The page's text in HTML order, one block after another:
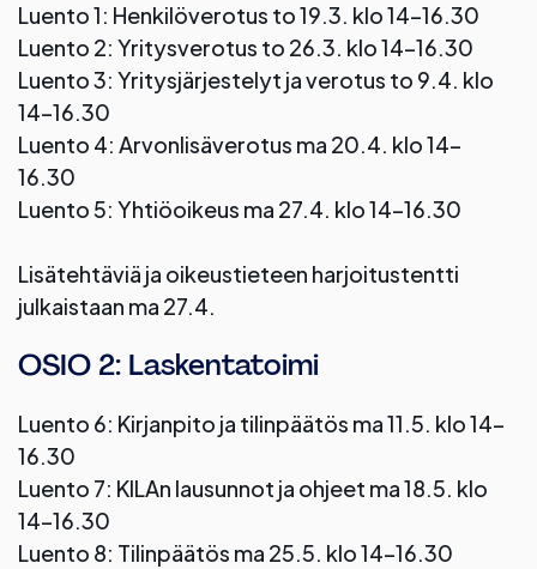
Luento 1: Henkilöverotus to 19.3. klo 14–16.30
Luento 2: Yritysverotus to 26.3. klo 14–16.30
Luento 3: Yritysjärjestelyt ja verotus to 9.4. klo
14–16.30
Luento 4: Arvonlisäverotus ma 20.4. klo 14–
16.30
Luento 5: Yhtiöoikeus ma 27.4. klo 14–16.30
Lisätehtäviä ja oikeustieteen harjoitustentti
julkaistaan ma 27.4.
OSIO 2: Laskentatoimi
Luento 6: Kirjanpito ja tilinpäätös ma 11.5. klo 14–
16.30
Luento 7: KILAn lausunnot ja ohjeet ma 18.5. klo
14–16.30
Luento 8: Tilinpäätös ma 25.5. klo 14–16.30